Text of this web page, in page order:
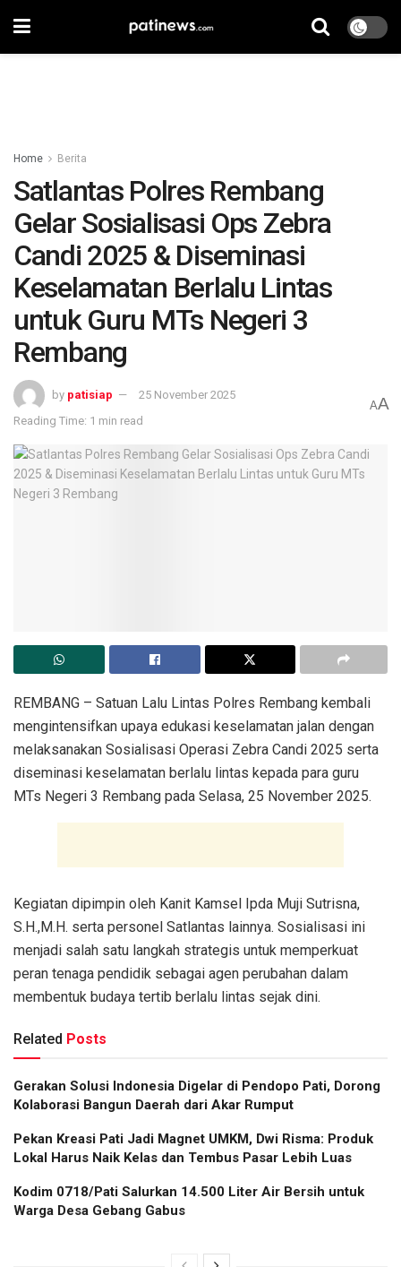
Home Berita
Satlantas Polres Rembang
Gelar Sosialisasi Ops Zebra
Candi 2025 & Diseminasi
Keselamatan Berlalu Lintas
untuk Guru MTs Negeri 3
Rembang
by patisiap
25 November 2025
Reading Time: 1 min read
AA
REMBANG – Satuan Lalu Lintas Polres Rembang kembali
mengintensifkan upaya edukasi keselamatan jalan dengan
melaksanakan Sosialisasi Operasi Zebra Candi 2025 serta
diseminasi keselamatan berlalu lintas kepada para guru
MTs Negeri 3 Rembang pada Selasa, 25 November 2025.
Kegiatan dipimpin oleh Kanit Kamsel Ipda Muji Sutrisna,
S.H.,M.H. serta personel Satlantas lainnya. Sosialisasi ini
menjadi salah satu langkah strategis untuk memperkuat
peran tenaga pendidik sebagai agen perubahan dalam
membentuk budaya tertib berlalu lintas sejak dini.
Related Posts
Gerakan Solusi Indonesia Digelar di Pendopo Pati, Dorong
Kolaborasi Bangun Daerah dari Akar Rumput
Pekan Kreasi Pati Jadi Magnet UMKM, Dwi Risma: Produk
Lokal Harus Naik Kelas dan Tembus Pasar Lebih Luas
Kodim 0718/Pati Salurkan 14.500 Liter Air Bersih untuk
Warga Desa Gebang Gabus